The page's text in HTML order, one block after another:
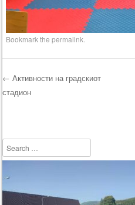
Bookmark thepermalink
Post navigation
← Активности на градскиот
стадион
Search